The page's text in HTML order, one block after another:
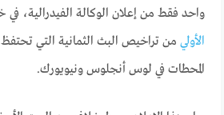
واحد فقط من إعلان الوكالة الفيدرالية، في
الأولي
المحطات في لوس أنجلوس ونيويورك.